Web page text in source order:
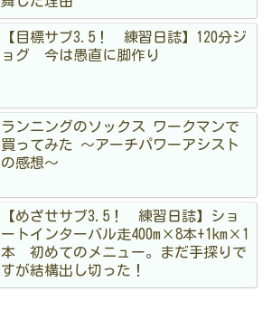
【目標サブ3.5！ 練習日誌】120分ジ
ョグ 今は愚直に脚作り
ランニングのソックス ワークマンで
買ってみた 〜アーチパワーアシスト
の感想〜
【めざせサブ3.5！ 練習日誌】ショ
ートインターバル走400m×8本+1km×1
本 初めてのメニュー。まだ手探りで
すが結構出し切った！